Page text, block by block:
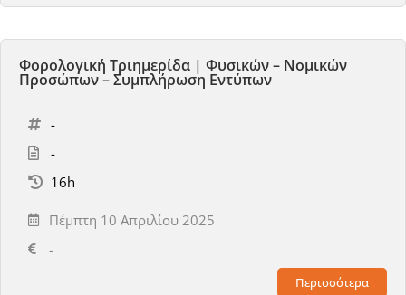
Φορολογική Τριημερίδα | Φυσικών – Νομικών
Προσώπων – Συμπλήρωση Εντύπων
-
-
16h
Πέμπτη 10 Απριλίου 2025
-
Περισσότερα